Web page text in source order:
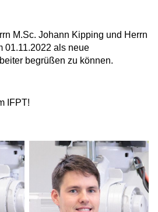
M.Sc. Johann Kipping und Herrn
01.11.2022 als neue
begrüßen zu können.
IFPT!